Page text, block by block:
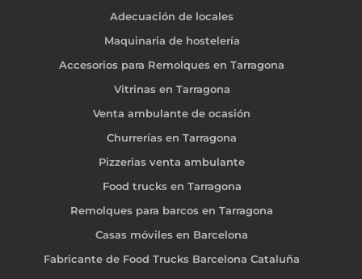
Adecuación de locales
Maquinaria de hostelería
Accesorios para Remolques en Tarragona
Vitrinas en Tarragona
Venta ambulante de ocasión
Churrerías en Tarragona
Pizzerias venta ambulante
Food trucks en Tarragona
Remolques para barcos en Tarragona
Casas móviles en Barcelona
Fabricante de Food Trucks Barcelona Cataluña